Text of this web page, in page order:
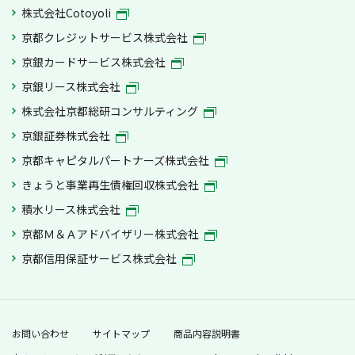
株式会社Cotoyoli
京都クレジットサービス株式会社
京銀カードサービス株式会社
京銀リース株式会社
株式会社京都総研コンサルティング
京銀証券株式会社
京都キャピタルパートナーズ株式会社
きょうと事業再生債権回収株式会社
積水リース株式会社
京都Ｍ＆Ａアドバイザリー株式会社
京都信用保証サービス株式会社
お問い合わせ サイトマップ
商品内容説明書